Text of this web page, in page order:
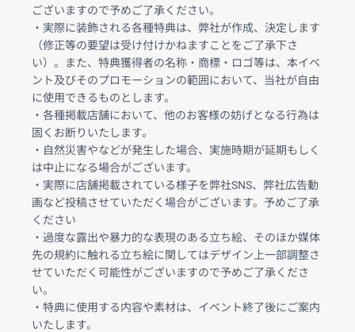
ございますので予めご了承ください。
・実際に装飾される各種特典は、弊社が作成、決定します
（修正等の要望は受け付けかねますことをご了承下さ
い）。また、特典獲得者の名称・商標・ロゴ等は、本イベ
ント及びそのプロモーションの範囲において、当社が自由
に使用できるものとします。
・各種掲載店舗において、他のお客様の妨げとなる行為は
固くお断りいたします。
・自然災害やなどが発生した場合、実施時期が延期もしく
は中止になる場合がございます。
・実際に店舗掲載されている様子を弊社SNS、弊社広告動
画など投稿させていただく場合がございます。予めご了承
ください
・過度な露出や暴力的な表現のある立ち絵、そのほか媒体
先の規約に触れる立ち絵に関してはデザイン上一部調整さ
せていただく可能性がございますので予めご了承くださ
い。
・特典に使用する内容や素材は、イベント終了後にご案内
いたします。